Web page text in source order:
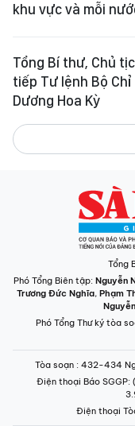
khu vực và mỗi
Tổng Bí thư, Chủ
tiếp Tư lệnh Bộ
Dương Hoa Kỳ
Tổng
Phó Tổng Biên tập: Nguyễn
Trương Đức Nghĩa, Phạm
Phó Tổng Thư ký tòa
Tòa soạn : 432-434
Điện thoại Báo SGGP:
Điện thoại